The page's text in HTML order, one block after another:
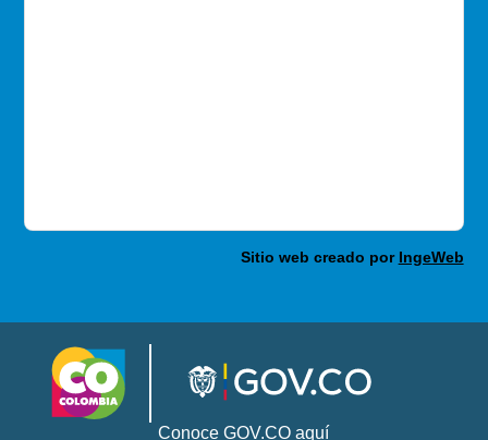
Sitio web creado por IngeWeb
Conoce GOV.CO aquí